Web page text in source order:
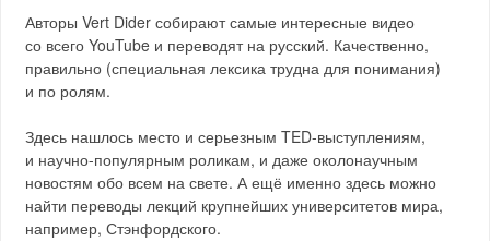
Авторы Vert Dider собирают самые интересные видео
со всего YouTube и переводят на русский. Качественно,
правильно (специальная лексика трудна для понимания)
и по ролям.
Здесь нашлось место и серьезным TED-выступлениям,
и научно-популярным роликам, и даже околонаучным
новостям обо всем на свете. А ещё именно здесь можно
найти переводы лекций крупнейших университетов мира,
например, Стэнфордского.